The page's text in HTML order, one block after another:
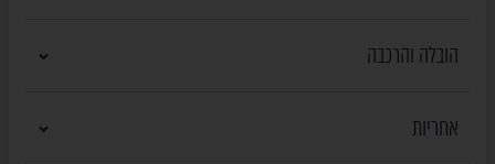
הובלה והרכבה
אחריות